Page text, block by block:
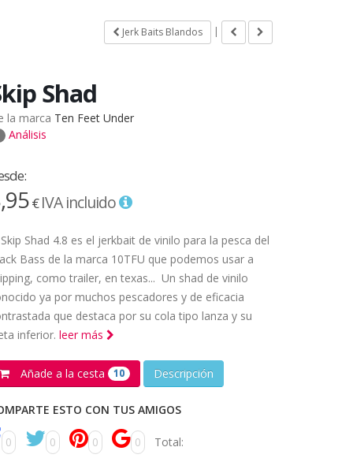
Jerk Baits Blandos |
Shad
la marca Ten Feet Under
Análisis
€IVA incluido
Shad 4.8 es el jerkbait de vinilo para la pesca del
Bass de la marca 10TFU que podemos usar a
como trailer, en texas... Un shad de vinilo
ya por muchos pescadores y de eficacia
que destaca por su cola tipo lanza y su
inferior. leer más
Añade a la cesta 10 Descripción
ESTO CON TUS AMIGOS
0 0 0 0 Total: